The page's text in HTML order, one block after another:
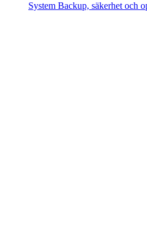
System Backup, säkerhet och